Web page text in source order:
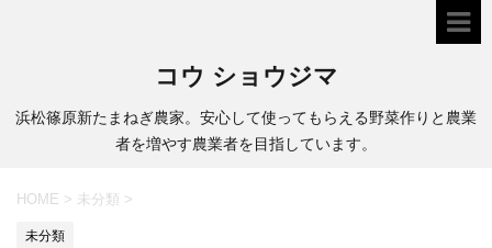
コウ ショウジマ
浜松篠原新たまねぎ農家。安心して使ってもらえる野菜作りと農業
者を増やす農業者を目指しています。
HOME > 未分類 >
未分類